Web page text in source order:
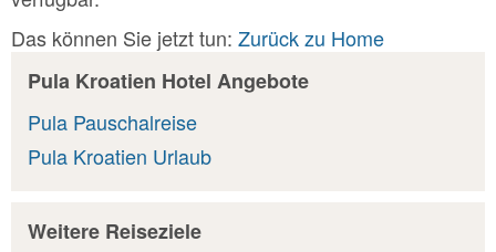
Das können Sie jetzt tun: Zurück zu Home
Pula Kroatien Hotel Angebote
Pula Pauschalreise
Pula Kroatien Urlaub
Weitere Reiseziele